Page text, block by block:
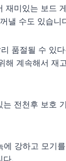
재미있는 보드
낼 수도 있습니
품절될 수 있
해 계속해서 재
전천후 보호
강하고 모기
다.